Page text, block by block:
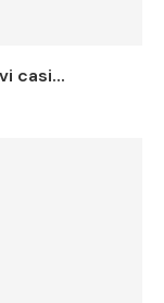
casi...